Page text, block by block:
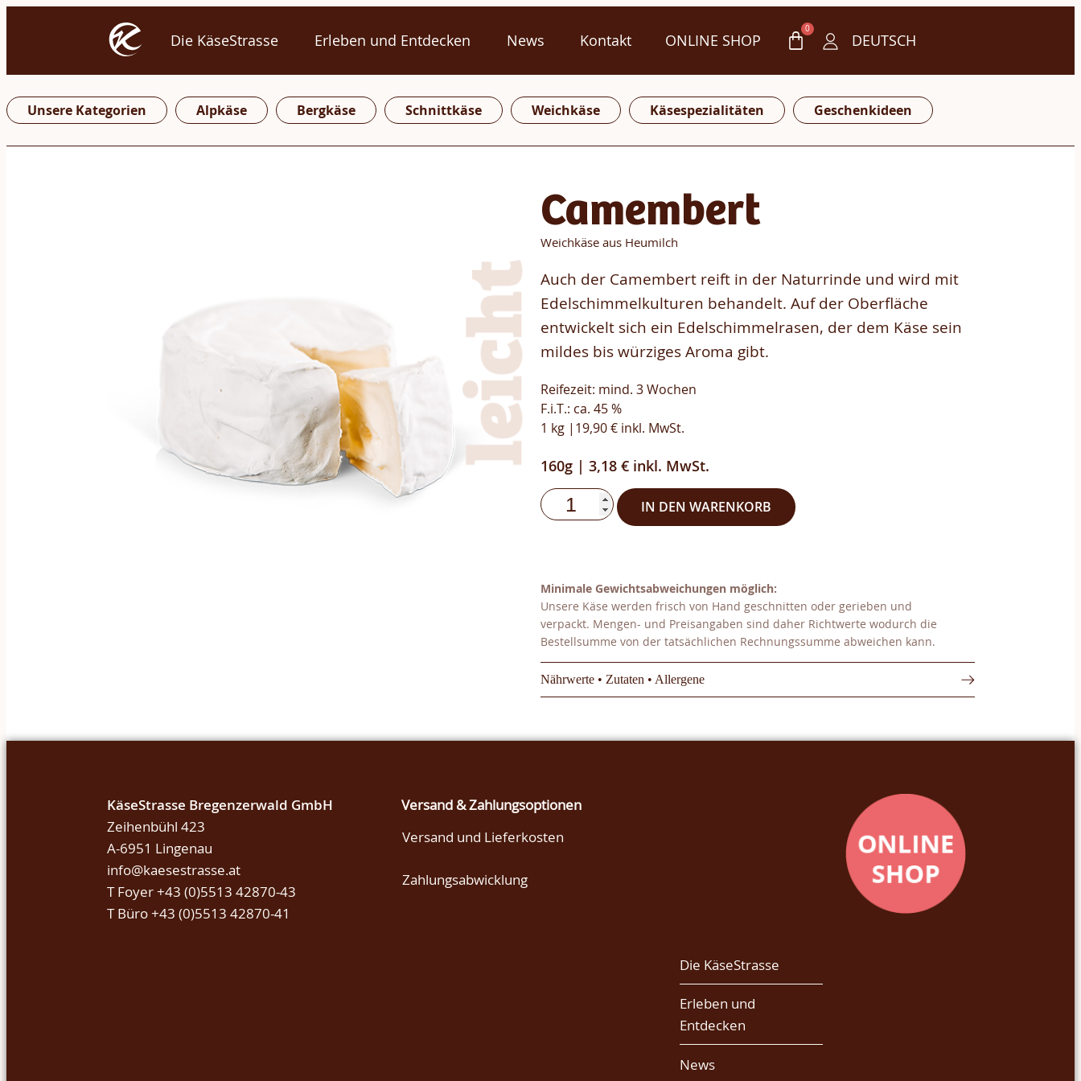
Die KäseStrasse Erleben und Entdecken News Kontakt ONLINE SHOP
0
DEUTSCH
Unsere Kategorien Alpkäse Bergkäse Schnittkäse Weichkäse Käsespezialitäten Geschenkideen
Camembert
Weichkäse aus Heumilch
Auch der Camembert reift in der Naturrinde und wird mit
Edelschimmelkulturen behandelt. Auf der Oberfläche
entwickelt sich ein Edelschimmelrasen, der dem Käse sein
mildes bis würziges Aroma gibt.
Reifezeit: mind. 3 Wochen
F.i.T.: ca. 45 %
1 kg |19,90 € inkl. MwSt.
160g | 3,18 € inkl. MwSt.
IN DEN WARENKORB
Minimale Gewichtsabweichungen möglich:
Unsere Käse werden frisch von Hand geschnitten oder gerieben und
verpackt. Mengen- und Preisangaben sind daher Richtwerte wodurch die
Bestellsumme von der tatsächlichen Rechnungssumme abweichen kann.
Nährwerte • Zutaten • Allergene
KäseStrasse Bregenzerwald GmbH
Zeihenbühl 423
A-6951 Lingenau
info@kaesestrasse.at
T Foyer +43 (0)5513 42870-43
T Büro +43 (0)5513 42870-41
Versand & Zahlungsoptionen
Versand und Lieferkosten
Zahlungsabwicklung
Die KäseStrasse
Erleben und
Entdecken
News